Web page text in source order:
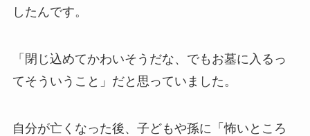
したんです。
「閉じ込めてかわいそうだな、でもお墓に入るっ
てそういうこと」だと思っていました。
自分が亡くなった後、子どもや孫に「怖いところ